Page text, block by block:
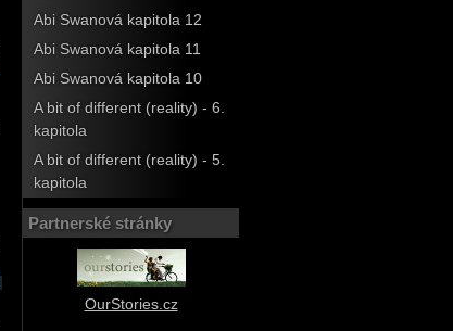
Abi Swanová kapitola 12
Abi Swanová kapitola 11
Abi Swanová kapitola 10
A bit of different (reality) - 6.
kapitola
A bit of different (reality) - 5.
kapitola
Partnerské stránky
OurStories.cz